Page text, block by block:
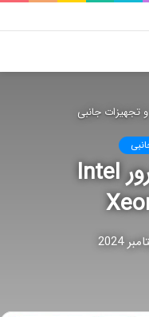
پوسته
تجهیزات جانبی
بررسی پردازنده سرور Intel